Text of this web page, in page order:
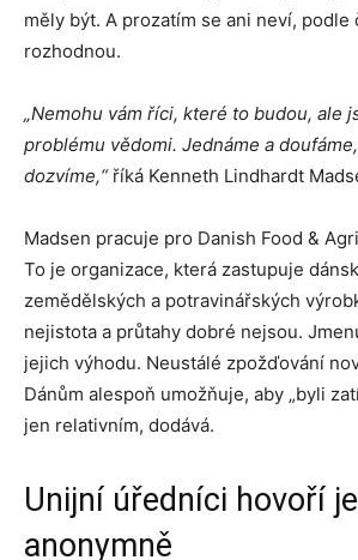
měly být. A prozatím se ani neví, podle
rozhodnou.
„Nemohu vám říci, které to budou, ale
problému vědomi. Jednáme a
dozvíme,“říká Kenneth Lindhardt
Madsen pracuje pro Danish Food &
To je organizace, která zastupuje
zemědělských a potravinářských
nejistota a průtahy dobré nejsou.
jejich výhodu. Neustálé zpožďování
Dánům alespoň umožňuje, aby „byli
jen relativním, dodává.
Unijní úředníci hovoří
anonymně